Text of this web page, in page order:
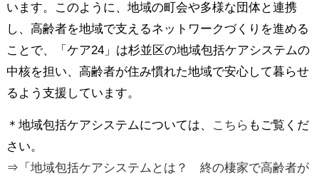
います。このように、地域の町会や多様な団体と連携
し、高齢者を地域で支えるネットワークづくりを進める
ことで、「ケア24」は杉並区の地域包括ケアシステムの
中核を担い、高齢者が住み慣れた地域で安心して暮らせ
るよう支援しています。
＊地域包括ケアシステムについては、 こちら もご覧くだ
さい。
⇒「 地域包括ケアシステムとは？ 終の棲家で高齢者が